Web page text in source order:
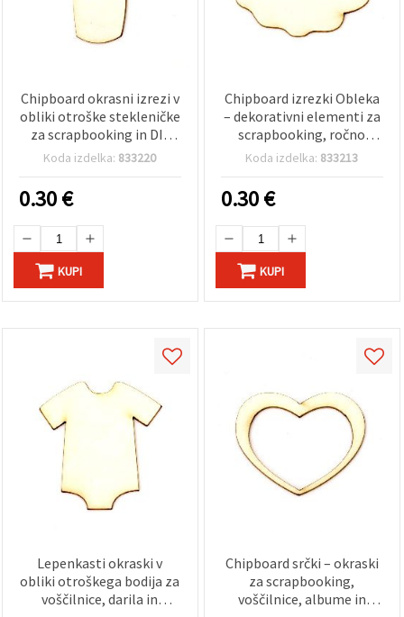
Chipboard okrasni izrezi v
obliki otroške stekleničke
za scrapbooking in DIY
projekte, 50x20x1 mm - 2
Koda izdelka: 833220
0.30€
KUPI
Chipboard izrezki Obleka
– dekorativni elementi za
scrapbooking, ročno
izdelane voščilnice in
Koda izdelka: 833213
0.30€
KUPI
Lepenkasti okraski v
obliki otroškega bodija za
voščilnice, darila in
Chipboard srčki – okraski
za scrapbooking,
voščilnice, albume in